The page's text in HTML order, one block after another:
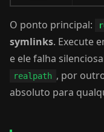
O ponto principal:
symlinks. Execute
e ele falha
realpath , por
absoluto para